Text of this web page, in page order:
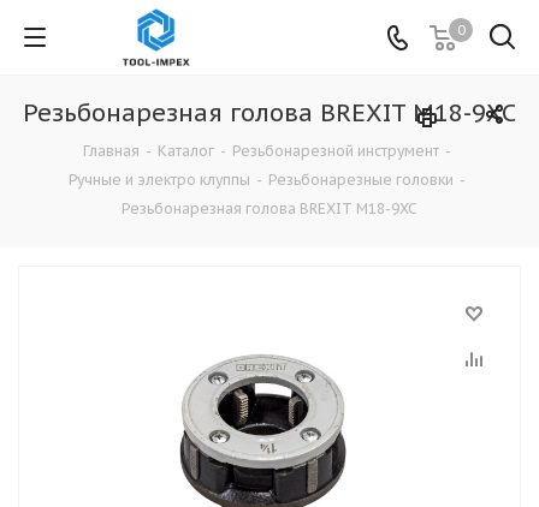
0
Резьбонарезная голова BREXIT М18-9XC
Главная - Каталог - Резьбонарезной инструмент -
Ручные и электро клуппы - Резьбонарезные головки -
Резьбонарезная голова BREXIT М18-9XC